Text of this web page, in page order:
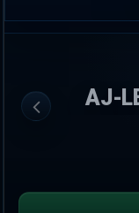
AJ-